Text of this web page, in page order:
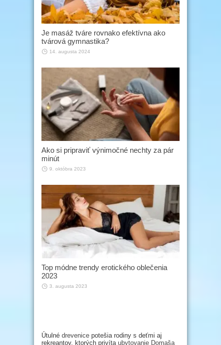
Je masáž tváre rovnako efektívna ako
tvárová gymnastika?
14. augusta 2024
Ako si pripraviť výnimočné nechty za pár
minút
9. októbra 2023
Top módne trendy erotického oblečenia
2023
3. augusta 2023
Útulné drevenice potešia rodiny s deťmi aj
rekreantov, ktorých privíta ubytovanie Domaša